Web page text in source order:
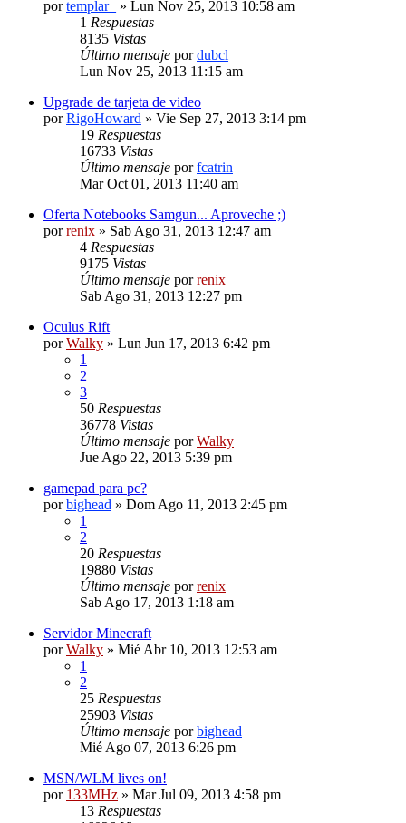
portemplar_
» Lun Nov 25, 2013 10:58 am
1 Respuestas
8135 Vistas
Último mensaje pordubcl
Lun Nov 25, 2013 11:15 am
Upgrade de tarjeta de video
porRigoHoward » Vie Sep 27, 2013 3:14 pm
19 Respuestas
16733 Vistas
Último mensaje porfcatrin
Mar Oct 01, 2013 11:40 am
Oferta Notebooks Samgun... Aproveche ;)
porrenix » Sab Ago 31, 2013 12:47 am
4 Respuestas
9175 Vistas
Último mensaje porrenix
Sab Ago 31, 2013 12:27 pm
Oculus Rift
porWalky » Lun Jun 17, 2013 6:42 pm
1
2
3
50 Respuestas
36778 Vistas
Último mensaje porWalky
Jue Ago 22, 2013 5:39 pm
gamepad para pc?
porbighead » Dom Ago 11, 2013 2:45 pm
1
2
20 Respuestas
19880 Vistas
Último mensaje porrenix
Sab Ago 17, 2013 1:18 am
Servidor Minecraft
porWalky » Mié Abr 10, 2013 12:53 am
1
2
25 Respuestas
25903 Vistas
Último mensaje porbighead
Mié Ago 07, 2013 6:26 pm
MSN/WLM lives on!
por 133MHz » Mar Jul 09, 2013 4:58 pm
13 Respuestas